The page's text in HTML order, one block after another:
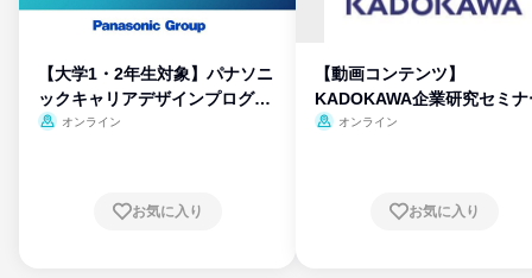
【大学1・2年生対象】パナソニ
ックキャリアデザインプログラ
ム
オンライン
お気に入り
【動画コンテンツ】
KADOKAWA企業研究セミナ
オンライン
お気に入り